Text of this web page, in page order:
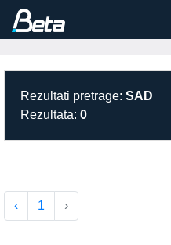
Rezultati pretrage: SAD
Rezultata: 0
‹ 1 ›